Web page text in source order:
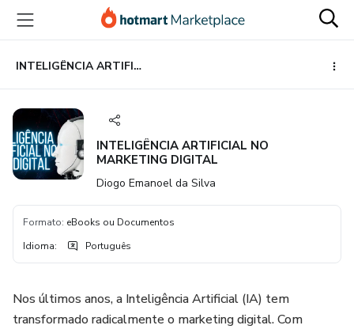
para
conteúdo
principal
para
pagamento
para
rodapé
INTELIGÊNCIA ARTIFICIAL NO MARKETING DIGITAL
INTELIGÊNCIA ARTIFICIAL NO
MARKETING DIGITAL
Diogo Emanoel da Silva
Formato: eBooks ou Documentos
Idioma: Português
Nos últimos anos, a Inteligência Artificial (IA) tem
transformado radicalmente o marketing digital. Com